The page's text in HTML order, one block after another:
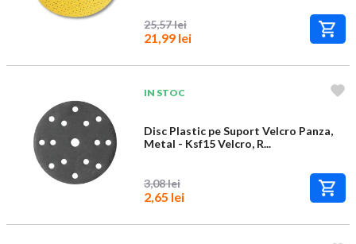
25,57 lei
21,99 lei
IN STOC
Disc Plastic pe Suport Velcro Panza,
Metal - Ksf15 Velcro, R...
3,08 lei
2,65 lei